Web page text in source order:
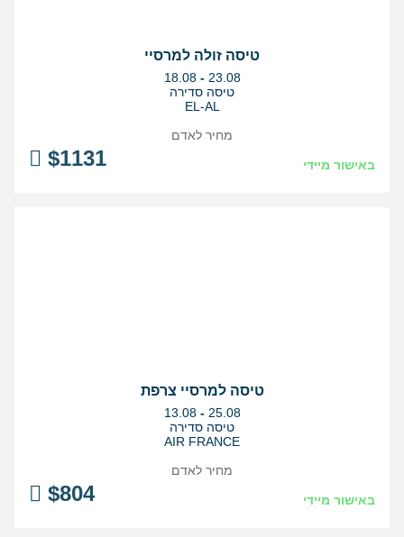
טיסה זולה למרסיי
בין
התאריכים,
18.08 - 23.08
טיסה סדירה
EL-AL
באישור מיידי $1131
מחיר לאדם
טיסה למרסיי צרפת
בין
התאריכים,
13.08 - 25.08
טיסה סדירה
AIR FRANCE
באישור מיידי $804
מחיר לאדם